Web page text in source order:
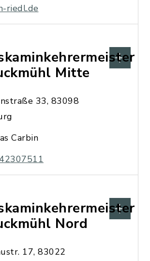
riedl.de
Mitte
33, 83098
Carbin
Nord
17, 83022